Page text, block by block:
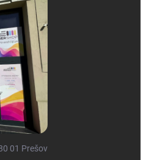
01 Prešov